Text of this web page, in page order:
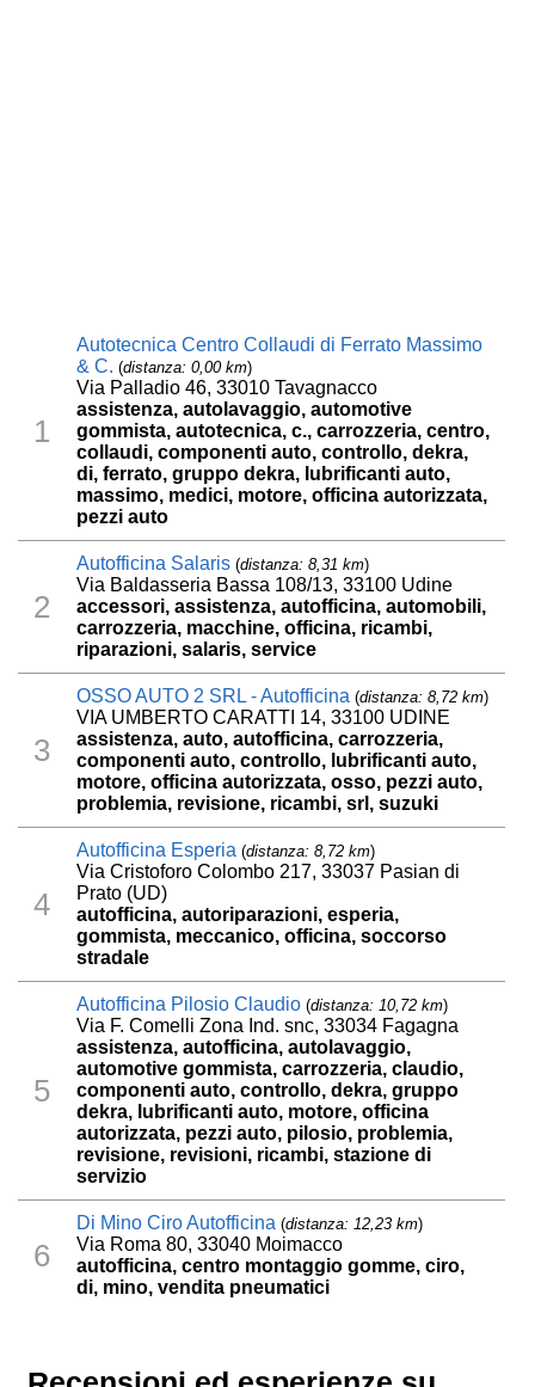
1
Autotecnica Centro Collaudi di Ferrato Massimo
& C. (distanza: 0,00 km)
Via Palladio 46, 33010 Tavagnacco
assistenza, autolavaggio, automotive
gommista, autotecnica, c., carrozzeria, centro,
collaudi, componenti auto, controllo, dekra,
di, ferrato, gruppo dekra, lubrificanti auto,
massimo, medici, motore, officina autorizzata,
pezzi auto
2
Autofficina Salaris (distanza: 8,31 km)
Via Baldasseria Bassa 108/13, 33100 Udine
accessori, assistenza, autofficina, automobili,
carrozzeria, macchine, officina, ricambi,
riparazioni, salaris, service
3
OSSO AUTO 2 SRL - Autofficina (distanza: 8,72 km)
VIA UMBERTO CARATTI 14, 33100 UDINE
assistenza, auto, autofficina, carrozzeria,
componenti auto, controllo, lubrificanti auto,
motore, officina autorizzata, osso, pezzi auto,
problemia, revisione, ricambi, srl, suzuki
4
Autofficina Esperia (distanza: 8,72 km)
Via Cristoforo Colombo 217, 33037 Pasian di
Prato (UD)
autofficina, autoriparazioni, esperia,
gommista, meccanico, officina, soccorso
stradale
5
Autofficina Pilosio Claudio (distanza: 10,72 km)
Via F. Comelli Zona Ind. snc, 33034 Fagagna
assistenza, autofficina, autolavaggio,
automotive gommista, carrozzeria, claudio,
componenti auto, controllo, dekra, gruppo
dekra, lubrificanti auto, motore, officina
autorizzata, pezzi auto, pilosio, problemia,
revisione, revisioni, ricambi, stazione di
servizio
6
Di Mino Ciro Autofficina (distanza: 12,23 km)
Via Roma 80, 33040 Moimacco
autofficina, centro montaggio gomme, ciro,
di, mino, vendita pneumatici